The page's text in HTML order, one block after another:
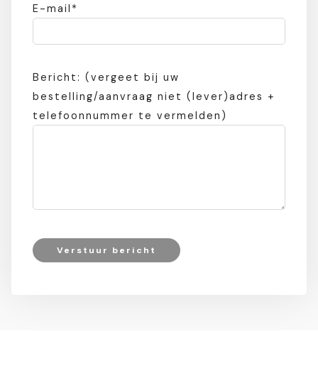
E-mail*
Bericht: (vergeet bij uw
bestelling/aanvraag niet (lever)adres +
telefoonnummer te vermelden)
Verstuur bericht